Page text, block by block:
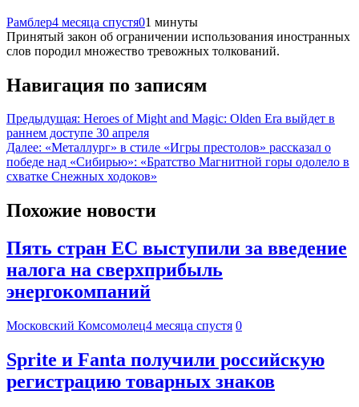
Рамблер4 месяца спустя01 минуты
Принятый закон об ограничении использования иностранных
слов породил множество тревожных толкований.
Навигация по записям
Предыдущая: Heroes of Might and Magic: Olden Era выйдет в
раннем доступе 30 апреля
Далее: «Металлург» в стиле «Игры престолов» рассказал о
победе над «Сибирью»: «Братство Магнитной горы одолело в
схватке Снежных ходоков»
Похожие новости
Пять стран ЕС выступили за введение
налога на сверхприбыль
энергокомпаний
Московский Комсомолец4 месяца спустя 0
Sprite и Fanta получили российскую
регистрацию товарных знаков